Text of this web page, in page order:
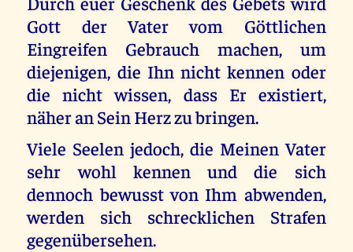
Gott der Vater vom Göttlichen
Eingreifen Gebrauch machen, um
diejenigen, die Ihn nicht kennen oder
die nicht wissen, dass Er existiert,
näher an Sein Herz zu bringen.
Viele Seelen jedoch, die Meinen Vater
sehr wohl kennen und die sich
dennoch bewusst von Ihm abwenden,
werden sich schrecklichen Strafen
gegenübersehen.